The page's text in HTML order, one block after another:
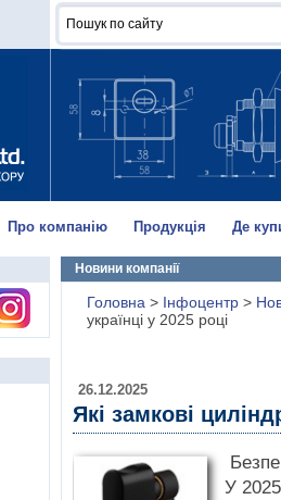
Про компанію Продукція Де
Новини компанії
Головна > Інфоцентр >
українці у 2025 році
26.12.2025
Які замкові
У